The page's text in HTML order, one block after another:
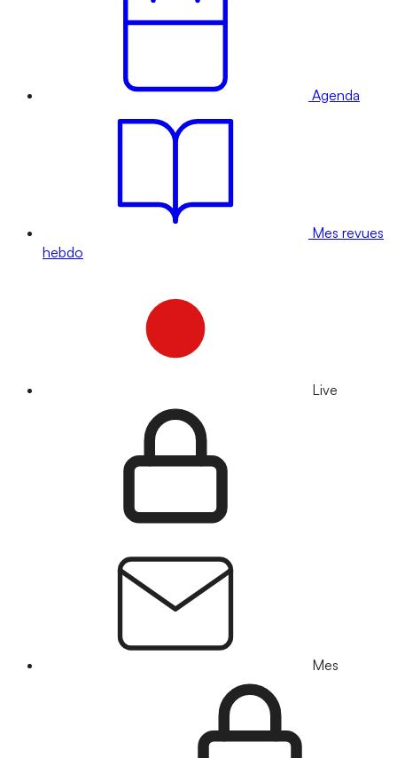
Agenda
Mes revues
hebdo
Live
Mes